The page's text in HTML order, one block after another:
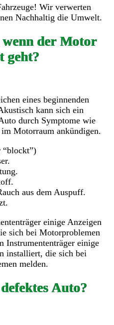
Wir verwerten
Nachhaltig die Umwelt.
der Motor
geht?
eines beginnenden
kann sich ein
durch Symptome wie
Motorraum ankündigen.
“blockt”)
aus dem Auspuff.
einige Anzeigen
sich bei Motorproblemen
Instrumententräger einige
installiert, die sich bei
melden.
Auto?